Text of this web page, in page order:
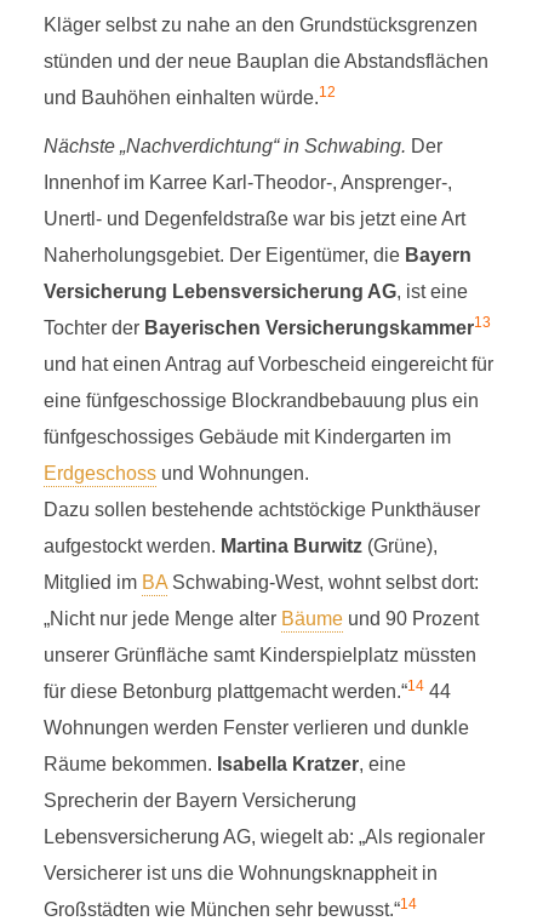
Kläger selbst zu nahe an den Grundstücksgrenzen
stünden und der neue Bauplan die Abstandsflächen
und Bauhöhen einhalten würde.12
Nächste „Nachverdichtung“ in Schwabing. Der
Innenhof im Karree Karl-Theodor-, Ansprenger-,
Unertl- und Degenfeldstraße war bis jetzt eine Art
Naherholungsgebiet. Der Eigentümer, die Bayern
Versicherung Lebensversicherung AG, ist eine
Tochter der Bayerischen Versicherungskammer13
und hat einen Antrag auf Vorbescheid eingereicht für
eine fünfgeschossige Blockrandbebauung plus ein
fünfgeschossiges Gebäude mit Kindergarten im
Erdgeschossund Wohnungen.
Dazu sollen bestehende achtstöckige Punkthäuser
aufgestockt werden. Martina Burwitz(Grüne),
Mitglied im BASchwabing-West, wohnt selbst dort:
„Nicht nur jede Menge alter Bäumeund 90 Prozent
unserer Grünfläche samt Kinderspielplatz müssten
für diese Betonburg plattgemacht werden.“1444
Wohnungen werden Fenster verlieren und dunkle
Räume bekommen. Isabella Kratzer, eine
Sprecherin der Bayern Versicherung
Lebensversicherung AG, wiegelt ab: „Als regionaler
Versicherer ist uns die Wohnungsknappheit in
Großstädten wie München sehr bewusst.“14